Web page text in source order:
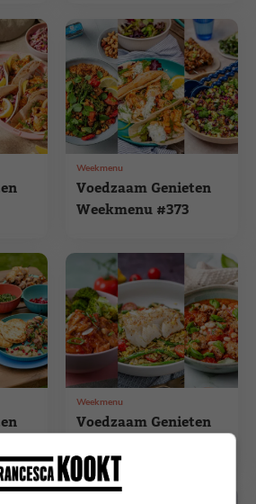
Voedzaam Genieten
Weekmenu #373
Weekmenu
Voedzaam Genieten
Weekmenu